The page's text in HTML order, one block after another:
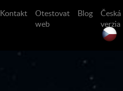
Kontakt
Otestovat
web
Blog
Česká
verzia